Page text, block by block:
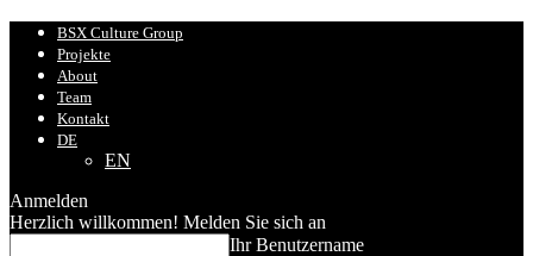
BSX Culture Group
Projekte
About
Team
Kontakt
DE
EN
Anmelden
Herzlich willkommen! Melden Sie sich an
Ihr Benutzername